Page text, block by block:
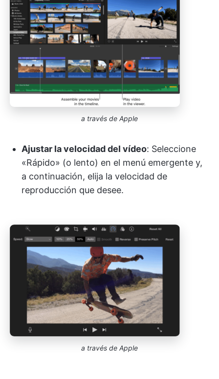
a través de Apple
Ajustar la velocidad del vídeo: Seleccione
«Rápido» (o lento) en el menú emergente y,
a continuación, elija la velocidad de
reproducción que desee.
a través de Apple